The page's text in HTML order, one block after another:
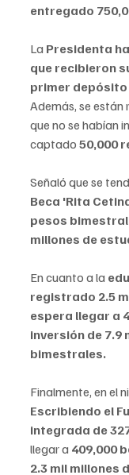
entregado
La Presidenta
que recibieron
primer depósito
Además, se
que no se habían
captado 50,000
Señaló que se
Beca 'Rita
pesos
millones de
En cuanto a la
registrado 2.5
espera llegar a
inversión de 7.9
bimestrales.
Finalmente, en el
Escribiendo el
integrada de
llegar a 409,000
2.3 mil millones